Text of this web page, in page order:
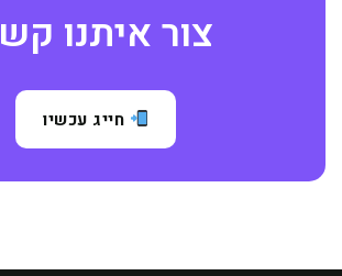
צוראיתנו קש
חייג עכשיו